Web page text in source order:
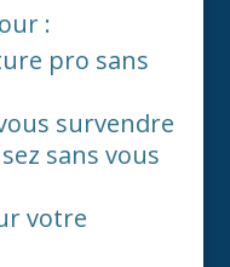
:
pro sans
survendre
sans vous
votre